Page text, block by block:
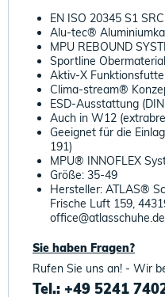
EN ISO 20345 S1 SRC
Alu-tec®
MPU REBOUND
Sportline Obermaterial
Aktiv-X
Clima-stream®
ESD-Ausstattung
Auch in W12
Geeignet für die
191)
MPU® INNOFLEX
Größe: 35-49
Hersteller: ATLAS®
Frische Luft 159,
office@atlasschuhe.de
Sie haben Fragen?
Rufen Sie uns an! - Wir
Tel.: +49 5241